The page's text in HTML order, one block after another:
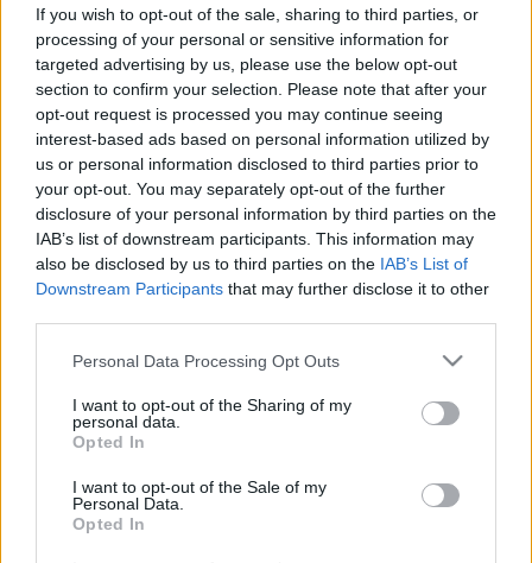
If you wish to opt-out of the sale, sharing to third parties, or
processing of your personal or sensitive information for
targeted advertising by us, please use the below opt-out
section to confirm your selection. Please note that after your
opt-out request is processed you may continue seeing
interest-based ads based on personal information utilized by
us or personal information disclosed to third parties prior to
your opt-out. You may separately opt-out of the further
disclosure of your personal information by third parties on the
IAB’s list of downstream participants. This information may
also be disclosed by us to third parties on the IAB’s List of
Downstream Participants that may further disclose it to other
Please note that this website/app uses one or more Google
not limited to your visit or usage behaviour. You may click to
grant or deny consent to Google and its third-party tags to
use your data for below specified purposes in below Google
consent section.
Personal Data Processing Opt Outs
I want to opt-out of the Sharing of my
personal data.
Opted In
I want to opt-out of the Sale of my
Personal Data.
Opted In
2011. április 11. 10:44
Módosítva: 2015. november 04. 13:49
Megosztás
Küldés Küldés Messengeren
Egészségkalauz
Egészségkalauz
Az egészséges tömegközlekedés 7 aranyszabálya...
Mindenhol megtalálhatóak a kórokozók, ám
legnagyobb tömegben ott fordulnak elő, ahol sok
ember zsúfolódik össze kis helyen.